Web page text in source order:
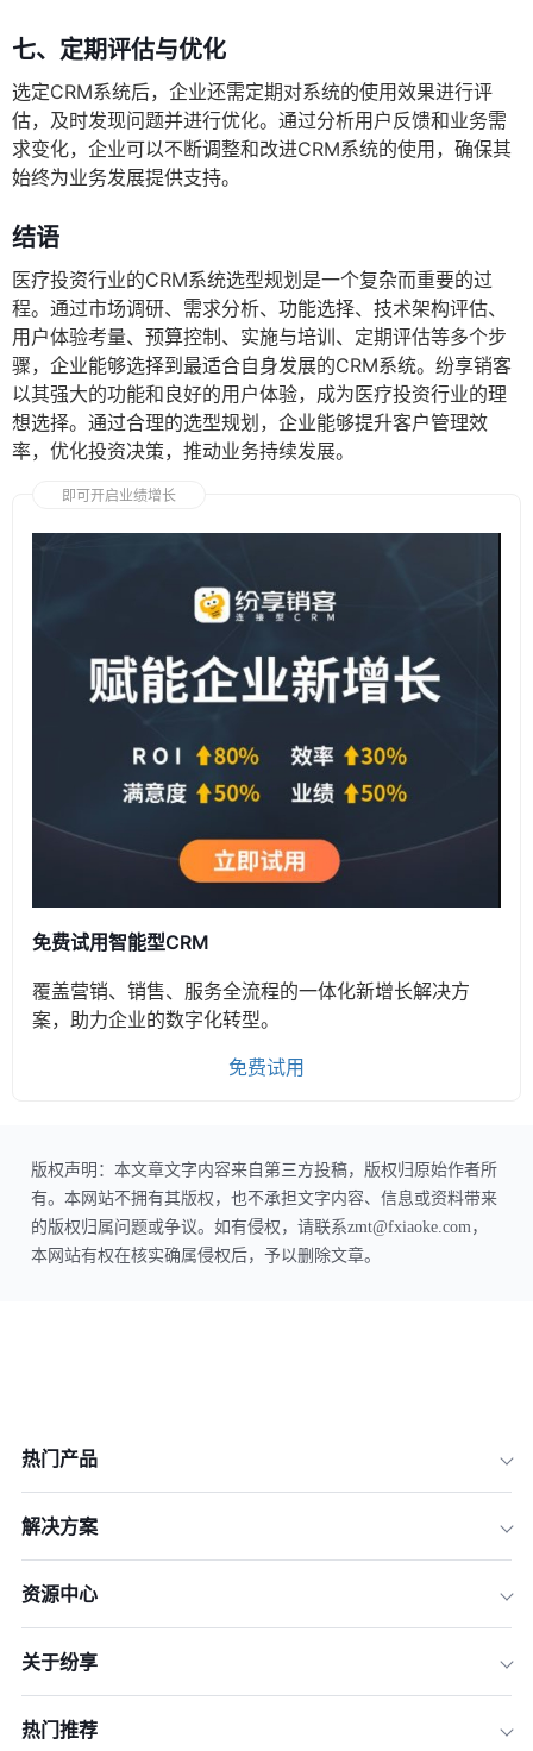
七、定期评估与优化
选定CRM系统后，企业还需定期对系统的使用效果进行评
估，及时发现问题并进行优化。通过分析用户反馈和业务需
求变化，企业可以不断调整和改进CRM系统的使用，确保其
始终为业务发展提供支持。
结语
医疗投资行业的CRM系统选型规划是一个复杂而重要的过
程。通过市场调研、需求分析、功能选择、技术架构评估、
用户体验考量、预算控制、实施与培训、定期评估等多个步
骤，企业能够选择到最适合自身发展的CRM系统。纷享销客
以其强大的功能和良好的用户体验，成为医疗投资行业的理
想选择。通过合理的选型规划，企业能够提升客户管理效
率，优化投资决策，推动业务持续发展。
即可开启业绩增长
免费试用智能型CRM
覆盖营销、销售、服务全流程的一体化新增长解决方
案，助力企业的数字化转型。
免费试用
版权声明：本文章文字内容来自第三方投稿，版权归原始作者所
有。本网站不拥有其版权，也不承担文字内容、信息或资料带来
的版权归属问题或争议。如有侵权，请联系zmt@fxiaoke.com，
本网站有权在核实确属侵权后，予以删除文章。
热门产品
解决方案
资源中心
关于纷享
热门推荐